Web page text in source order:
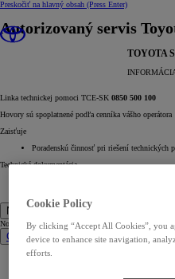
Preskočiť na hlavný obsah (Press Enter)
Autorizovaný servis
TOYOTA
Linka technickej pomoci TCE-SK 0850 500 100
Hovory sú spoplatnené podľa cenníka vášho operátora
Zaisťuje
Poradenskú činnosť pri riešení technických
Technická dokumentácia
Nové vozidlá
Nové vozidlá
Osobné vozidlá
Nové Aygo X
Cookie Policy
By clicking “Accept All Cookies”, you
device to enhance site navigation,
efforts.